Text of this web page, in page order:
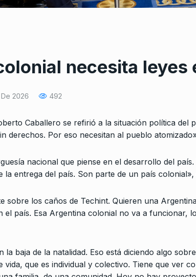
necesita
2026 492
Caballero se refirió a la situación política del
derechos. Por eso necesitan al pueblo
nacional que piense en el desarrollo del
la entrega del país. Son parte de un país colonial»,
sobre los caños de Techint. Quieren una
el país. Esa Argentina colonial no va a funcionar,
la baja de la natalidad. Eso está diciendo algo
vida, que es individual y colectivo. Tiene que ver
1
Conversatorio de miércoles:,
Fernando Rosso
2024
2
social: nunca más, nunca menos
LA GARCÍA 25 De Marzo De 2026
3 Volver a representar
4
Fractura expuesta – Horacio
Verbitsky en El Cohete a la…
10